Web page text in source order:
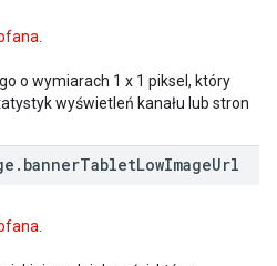
o wymiarach 1 x 1 piksel, który
wyświetleń kanału lub stron
. bannerTabletLowImageUrl